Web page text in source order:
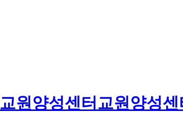
교원양성센터교원양성센